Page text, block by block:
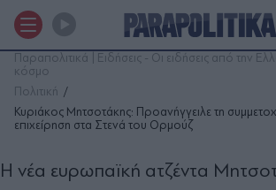
Παραπολιτικά | Ειδήσεις - Οι ειδήσεις από την
κόσμο
Πολιτική
Κυριάκος Μητσοτάκης: Προανήγγειλε τη
επιχείρηση στα Στενά του Ορμούζ
Η νέα ευρωπαϊκή ατζέντα